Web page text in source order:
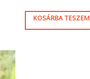
KOSÁRBA TESZEM